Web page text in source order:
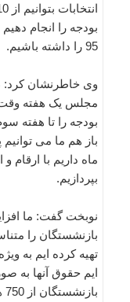
بودجه را انجام
95 را داشته باشیم.
وی خاطرنشان کرد:
مجلس یک هفته وقت
باز هم ما می
بپردازیم.
نوبخت گفت: ما
بازنشستگان را
تهیه کرده ایم به
ایم حقوق آنها به